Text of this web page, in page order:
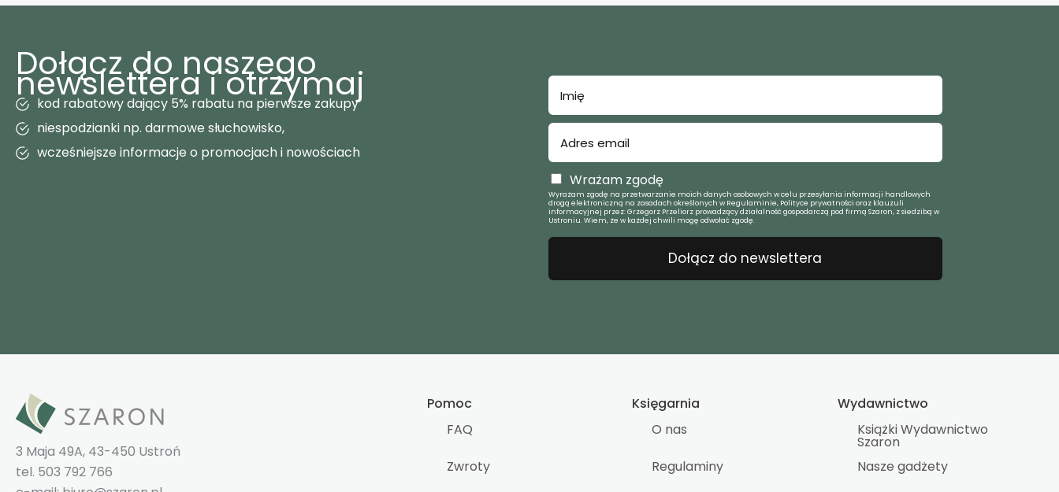
Dołącz do naszego
newslettera i otrzymaj
kod rabatowy dający 5% rabatu na pierwsze zakupy
niespodzianki np. darmowe słuchowisko,
wcześniejsze informacje o promocjach i nowościach
Wrażam zgodę
Wyrażam zgodę na przetwarzanie moich danych osobowych w celu przesyłania informacji handlowych
drogą elektroniczną na zasadach określonych w Regulaminie, Polityce prywatności oraz klauzuli
informacyjnej przez: Grzegorz Przeliorz prowadzący działalność gospodarczą pod firmą Szaron, z siedzibą w
Ustroniu. Wiem, że w każdej chwili mogę odwołać zgodę.
Dołącz do newslettera
3 Maja 49A, 43-450 Ustroń
tel. 503 792 766
Pomoc
FAQ
Zwroty
Księgarnia
O nas
Regulaminy
Wydawnictwo
Książki Wydawnictwo
Szaron
Nasze gadżety